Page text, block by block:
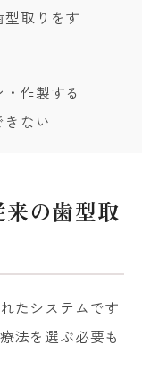
取りをす
作製する
ない
の歯型取
たシステムです
法を選ぶ必要も